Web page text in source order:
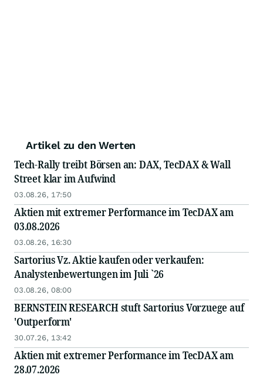
Artikel zu den Werten
Tech-Rally treibt Börsen an: DAX, TecDAX & Wall
Street klar im Aufwind
03.08.26, 17:50
Aktien mit extremer Performance im TecDAX am
03.08.2026
03.08.26, 16:30
Sartorius Vz. Aktie kaufen oder verkaufen:
Analystenbewertungen im Juli `26
03.08.26, 08:00
BERNSTEIN RESEARCH stuft Sartorius Vorzuege auf
'Outperform'
30.07.26, 13:42
Aktien mit extremer Performance im TecDAX am
28.07.2026